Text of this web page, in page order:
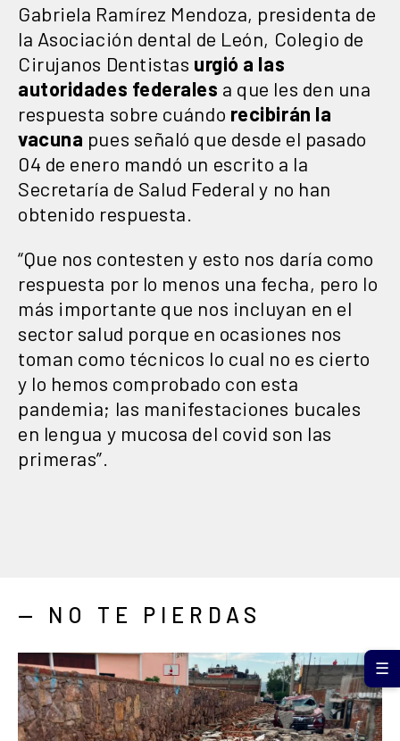
Gabriela Ramírez Mendoza, presidenta de
la Asociación dental de León, Colegio de
Cirujanos Dentistas urgió a las
autoridades federales a que les den una
respuesta sobre cuándo recibirán la
vacuna pues señaló que desde el pasado
04 de enero mandó un escrito a la
Secretaría de Salud Federal y no han
obtenido respuesta.
“Que nos contesten y esto nos daría como
respuesta por lo menos una fecha, pero lo
más importante que nos incluyan en el
sector salud porque en ocasiones nos
toman como técnicos lo cual no es cierto
y lo hemos comprobado con esta
pandemia; las manifestaciones bucales
en lengua y mucosa del covid son las
primeras”.
— NO TE PIERDAS
☰